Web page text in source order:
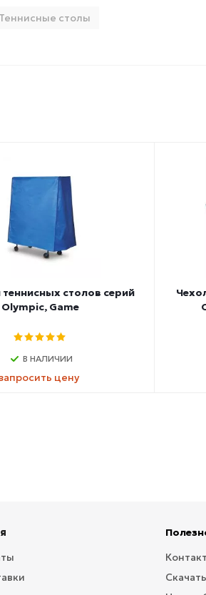
Теннисные столы
столов серий
Olympic, Game
В НАЛИЧИИ
цену